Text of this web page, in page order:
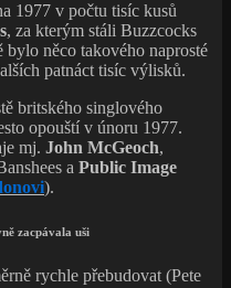
1977 v počtu tisíc kusů
, za kterým stáli Buzzcocks
bylo něco takového naprosté
patnáct tisíc výlisků.
britského singlového
opouští v únoru 1977.
mj. John McGeoch,
a Public Image
).
zacpávala uši
rychle přebudovat (Pete